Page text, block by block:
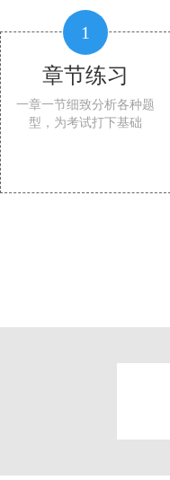
1
章节练习
一章一节细致分析各种题
型，为考试打下基础